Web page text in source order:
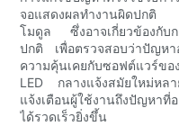
จอแสดงผลทำงานผิดปกติ
โมดูล ซึ่งอาจเกี่ยวข้องกับก
ปกติ เพื่อตรวจสอบว่าปัญห
ความคุ้นเคยกับซอฟต์แวร์ขอ
LED กลางแจ้งสมัยใหม่หล
แจ้งเตือนผู้ใช้งานถึงปัญหา
ได้รวดเร็วยิ่งขึ้น